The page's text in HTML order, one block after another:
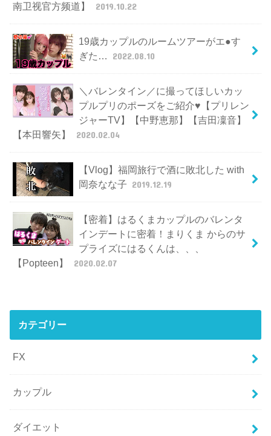
南卫视官方频道】
2019.10.22
19歳カップルのルームツアーがエ●す
ぎた…
2022.08.10
＼バレンタイン／に撮ってほしいカッ
プルプリのポーズをご紹介♥【プリレン
ジャーTV】【中野恵那】【吉田凜音】
【本田響矢】
2020.02.04
【Vlog】福岡旅行で酒に敗北した with
岡奈なな子 2019.12.19
【密着】はるくまカップルのバレンタ
インデートに密着！まりくま からのサ
プライズにはるくんは、、、
【Popteen】
2020.02.07
カテゴリー
FX
カップル
ダイエット